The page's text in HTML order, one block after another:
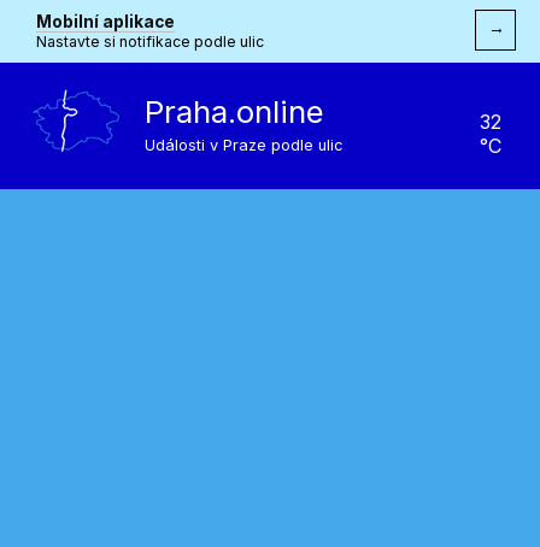
Mobilní aplikace
Nastavte si notifikace podle ulic
→
Praha.online
Události v Praze podle ulic
32
°C